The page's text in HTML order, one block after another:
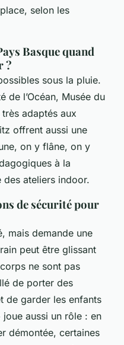
selon les
Basque quand
?
sous la pluie.
de l’Océan, Musée du
adaptés aux
offrent aussi une
on y flâne, on y
à la
ateliers indoor.
de sécurité pour
mais demande une
peut être glissant
ne sont pas
de porter des
de garder les enfants
aussi un rôle : en
démontée, certaines